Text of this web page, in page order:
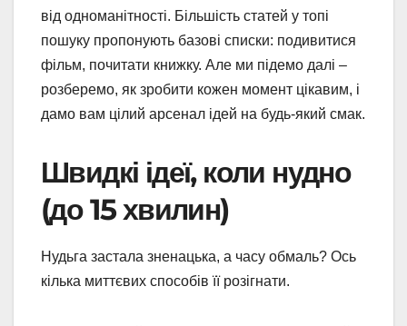
від одноманітності. Більшість статей у топі
пошуку пропонують базові списки: подивитися
фільм, почитати книжку. Але ми підемо далі –
розберемо, як зробити кожен момент цікавим, і
дамо вам цілий арсенал ідей на будь-який смак.
Швидкі ідеї, коли нудно
(до 15 хвилин)
Нудьга застала зненацька, а часу обмаль? Ось
кілька миттєвих способів її розігнати.